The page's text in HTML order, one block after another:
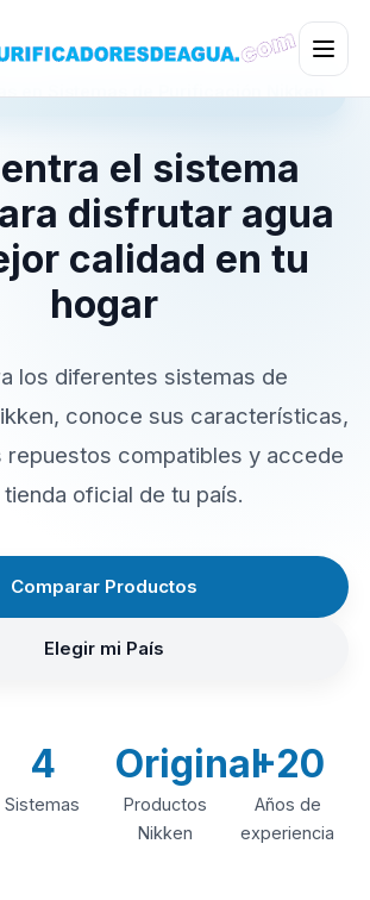
el sistema
disfrutar agua
calidad en tu
hogar
los diferentes sistemas de
conoce sus características,
repuestos compatibles y accede
tienda oficial de tu país.
Comparar Productos
Elegir mi País
4
Sistemas
Original
Productos
Nikken
+20
Años de
experiencia